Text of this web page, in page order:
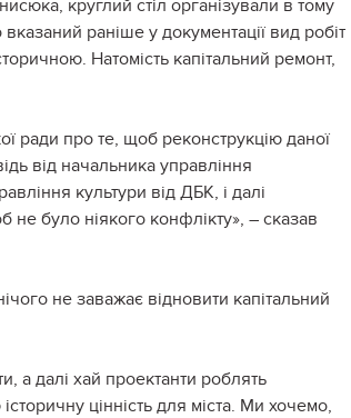
круглий стіл організували в тому
раніше у документації вид робіт
Натомість капітальний ремонт,
ради про те, щоб реконструкцію даної
від начальника управління
культури від ДБК, і далі
було ніякого конфлікту», – сказав
не заважає відновити капітальний
а далі хай проектанти роблять
цінність для міста. Ми хочемо,